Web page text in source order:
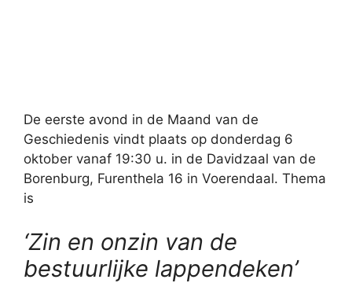
De eerste avond in de Maand van de
Geschiedenis vindt plaats op donderdag 6
oktober vanaf 19:30 u. in de Davidzaal van de
Borenburg, Furenthela 16 in Voerendaal. Thema
is
‘Zin en onzin van de
bestuurlijke lappendeken’